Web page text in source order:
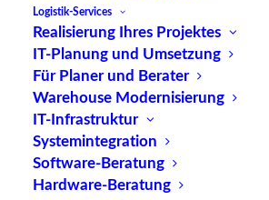
Logistik-Services
Realisierung Ihres Projektes
IT-Planung und Umsetzung
Für Planer und Berater
Warehouse Modernisierung
IT-Infrastruktur
Systemintegration
Software-Beratung
Hardware-Beratung
Der Prozess des beleglosen
beginnt mit der Generierung von
das EDV-System. Anschließend
erforderlichen Auftragsdetails, wie
und Lagerplatz, auf Bildschirmen
angezeigt oder durch
Die Arbeitskräfte erhalten die